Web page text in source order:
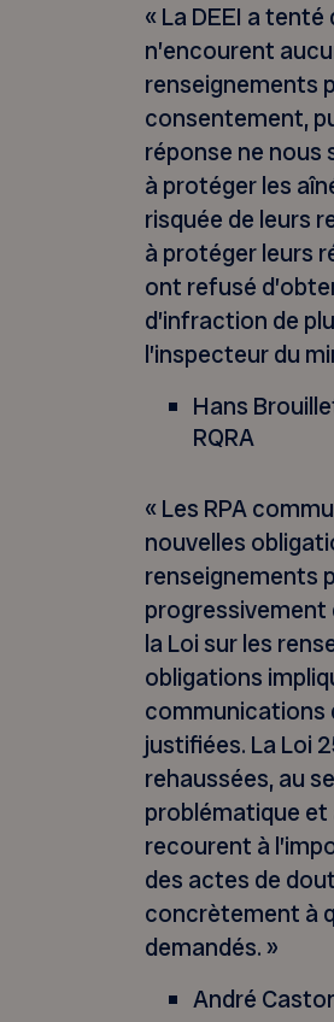
« La DEEI a
n’encourent
renseignements
consentement,
réponse ne nous
à protéger les
risquée de leurs
à protéger leurs
ont refusé
d’infraction de
l’inspecteur du
Hans
RQRA
« Les RPA
nouvelles
renseignements
progressivement
la Loi sur les
obligations
communications
justifiées. La Loi
rehaussées, au
problématique et
recourent à
des actes de
concrètement à
demandés. »
André